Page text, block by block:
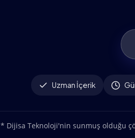
Uzman İçerik
* Dijisa Teknoloji'nin sunmuş olduğu